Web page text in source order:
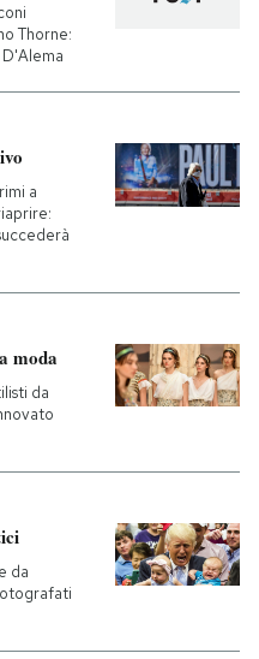
Thorne:
a
moda
da
da